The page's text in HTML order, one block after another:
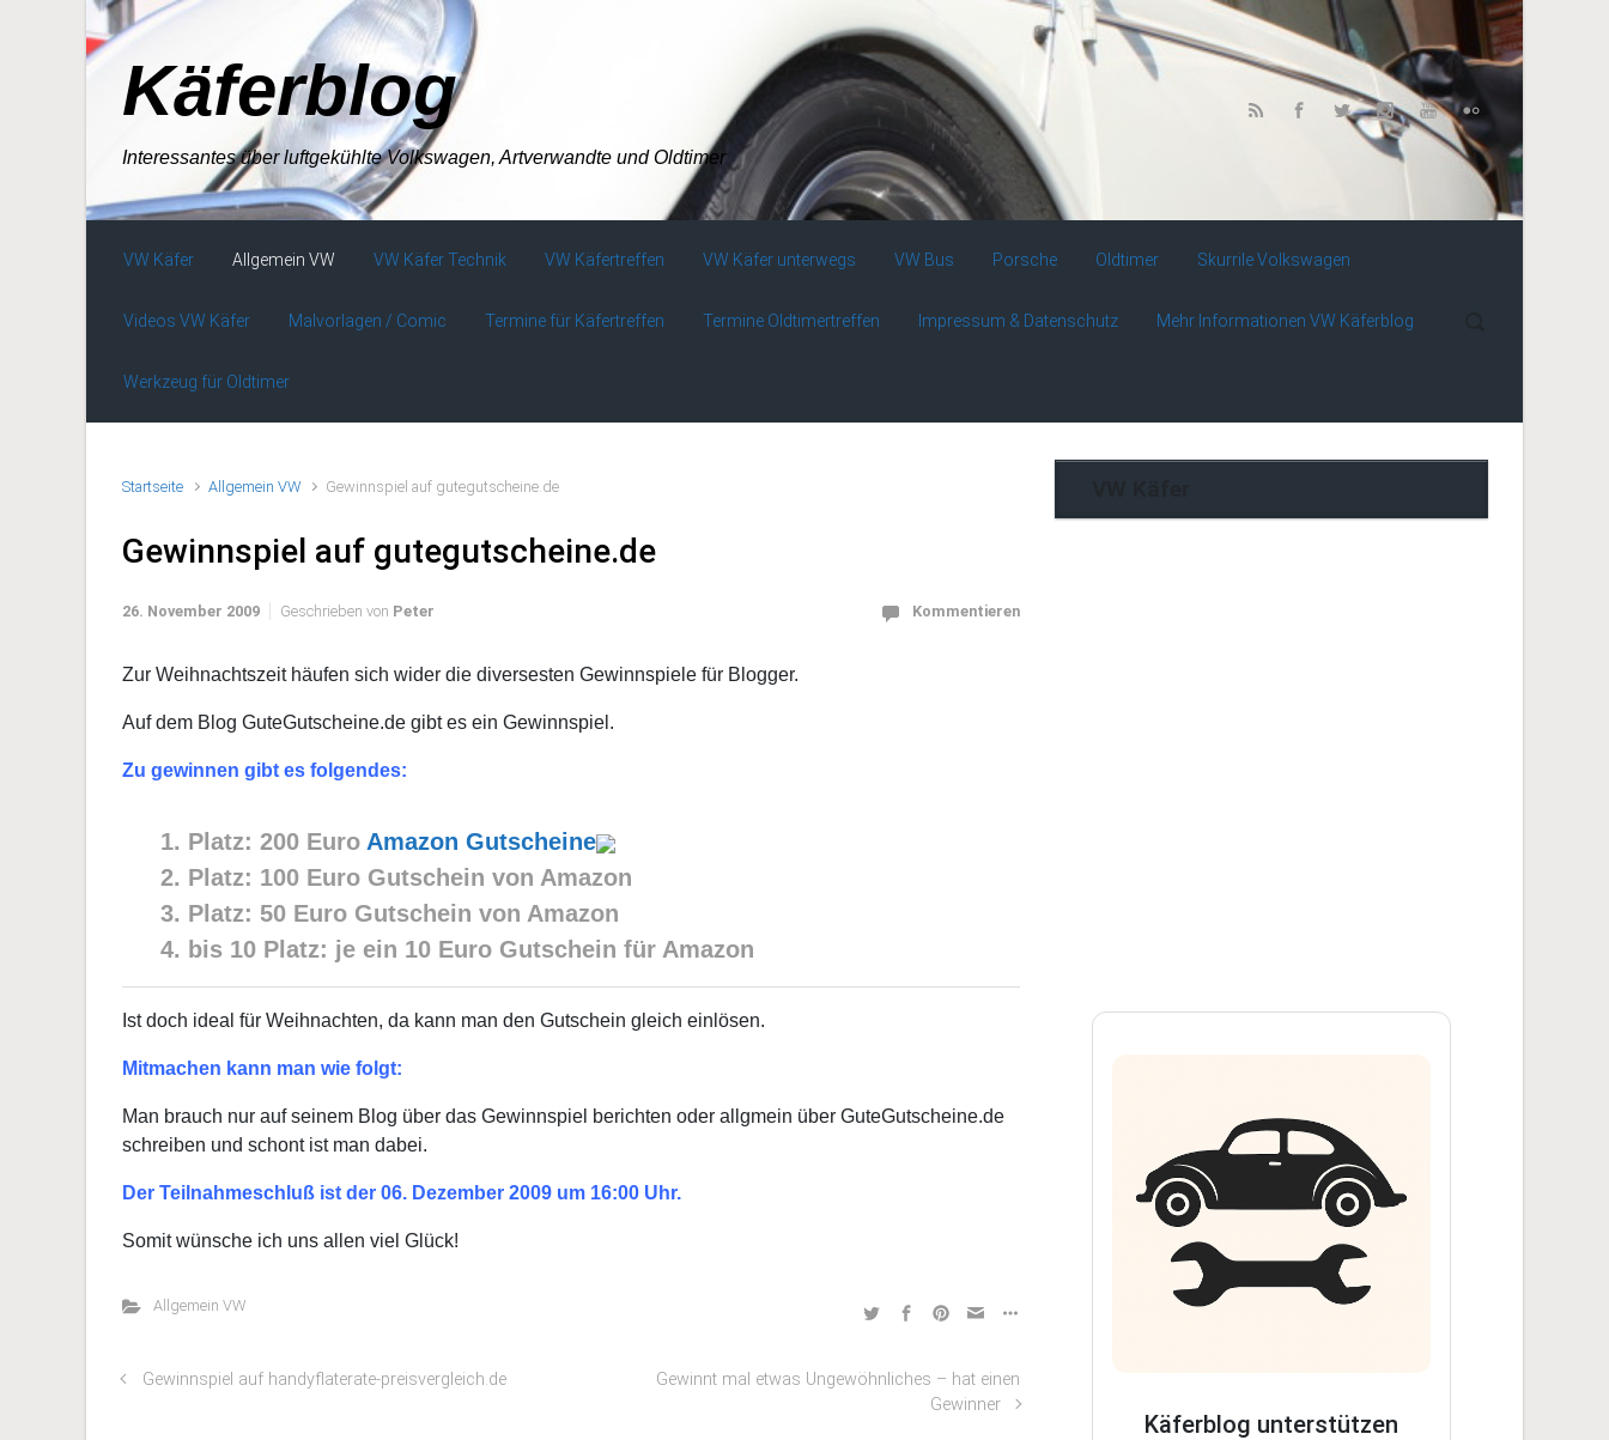
Zum Hauptinhalt springen
Käferblog
Interessantes über luftgekühlte Volkswagen, Artverwandte und Oldtimer
VW Käfer Allgemein VW VW Käfer Technik VW Käfertreffen VW Käfer unterwegs VW Bus Porsche Oldtimer Skurrile Volkswagen
Videos VW Käfer Malvorlagen / Comic Termine für Käfertreffen Termine Oldtimertreffen Impressum & Datenschutz Mehr Informationen VW Käferblog
Werkzeug für Oldtimer
Startseite Allgemein VW Gewinnspiel auf gutegutscheine.de
Gewinnspiel auf gutegutscheine.de
26. November 2009 Geschrieben von Peter Kommentieren
Zur Weihnachtszeit häufen sich wider die diversesten Gewinnspiele für Blogger.
Auf dem Blog GuteGutscheine.de gibt es ein Gewinnspiel.
Zu gewinnen gibt es folgendes:
1. Platz: 200 Euro Amazon Gutscheine
2. Platz: 100 Euro Gutschein von Amazon
3. Platz: 50 Euro Gutschein von Amazon
4. bis 10 Platz: je ein 10 Euro Gutschein für Amazon
Ist doch ideal für Weihnachten, da kann man den Gutschein gleich einlösen.
Mitmachen kann man wie folgt:
Man brauch nur auf seinem Blog über das Gewinnspiel berichten oder allgmein über GuteGutscheine.de
schreiben und schont ist man dabei.
Der Teilnahmeschluß ist der 06. Dezember 2009 um 16:00 Uhr.
Somit wünsche ich uns allen viel Glück!
Allgemein VW
Gewinnspiel auf handyflaterate-preisvergleich.de
Gewinnt mal etwas Ungewöhnliches – hat einen
Gewinner
Käferblog unterstützen